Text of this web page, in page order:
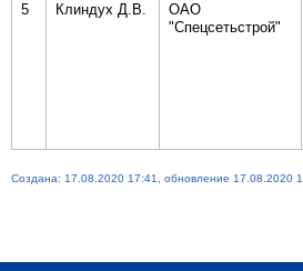
5 Клиндух Д.В.
ОАО
"Спецсетьстрой"
Создана: 17.08.2020 17:41, обновление 17.08.2020